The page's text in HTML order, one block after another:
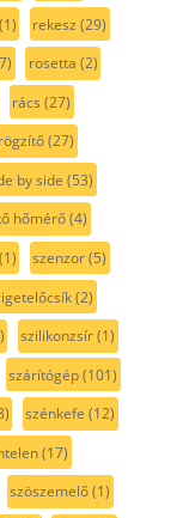
rekesz (29)
rosetta (2)
rács (27)
rögzítő(27)
by side (53)
hőmérő(4)
(1) szenzor(5)
(2)
szilikonzsír(1)
szárítógép(101)
szénkefe (12)
(17)
szöszemelő(1)